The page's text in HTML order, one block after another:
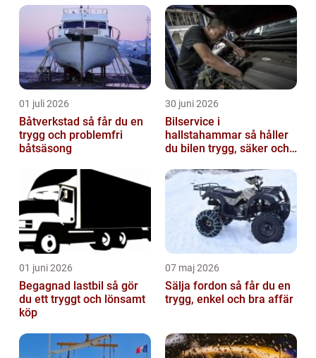
01 juli 2026
Båtverkstad så får du en
trygg och problemfri
båtsäsong
30 juni 2026
Bilservice i
hallstahammar så håller
du bilen trygg, säker och
01 juni 2026
Begagnad lastbil så gör
du ett tryggt och lönsamt
köp
07 maj 2026
Sälja fordon så får du en
trygg, enkel och bra affär